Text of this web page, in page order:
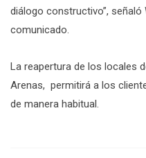
diálogo constructivo”, señaló
comunicado.
La reapertura de los locales
Arenas, permitirá a los
de manera habitual.